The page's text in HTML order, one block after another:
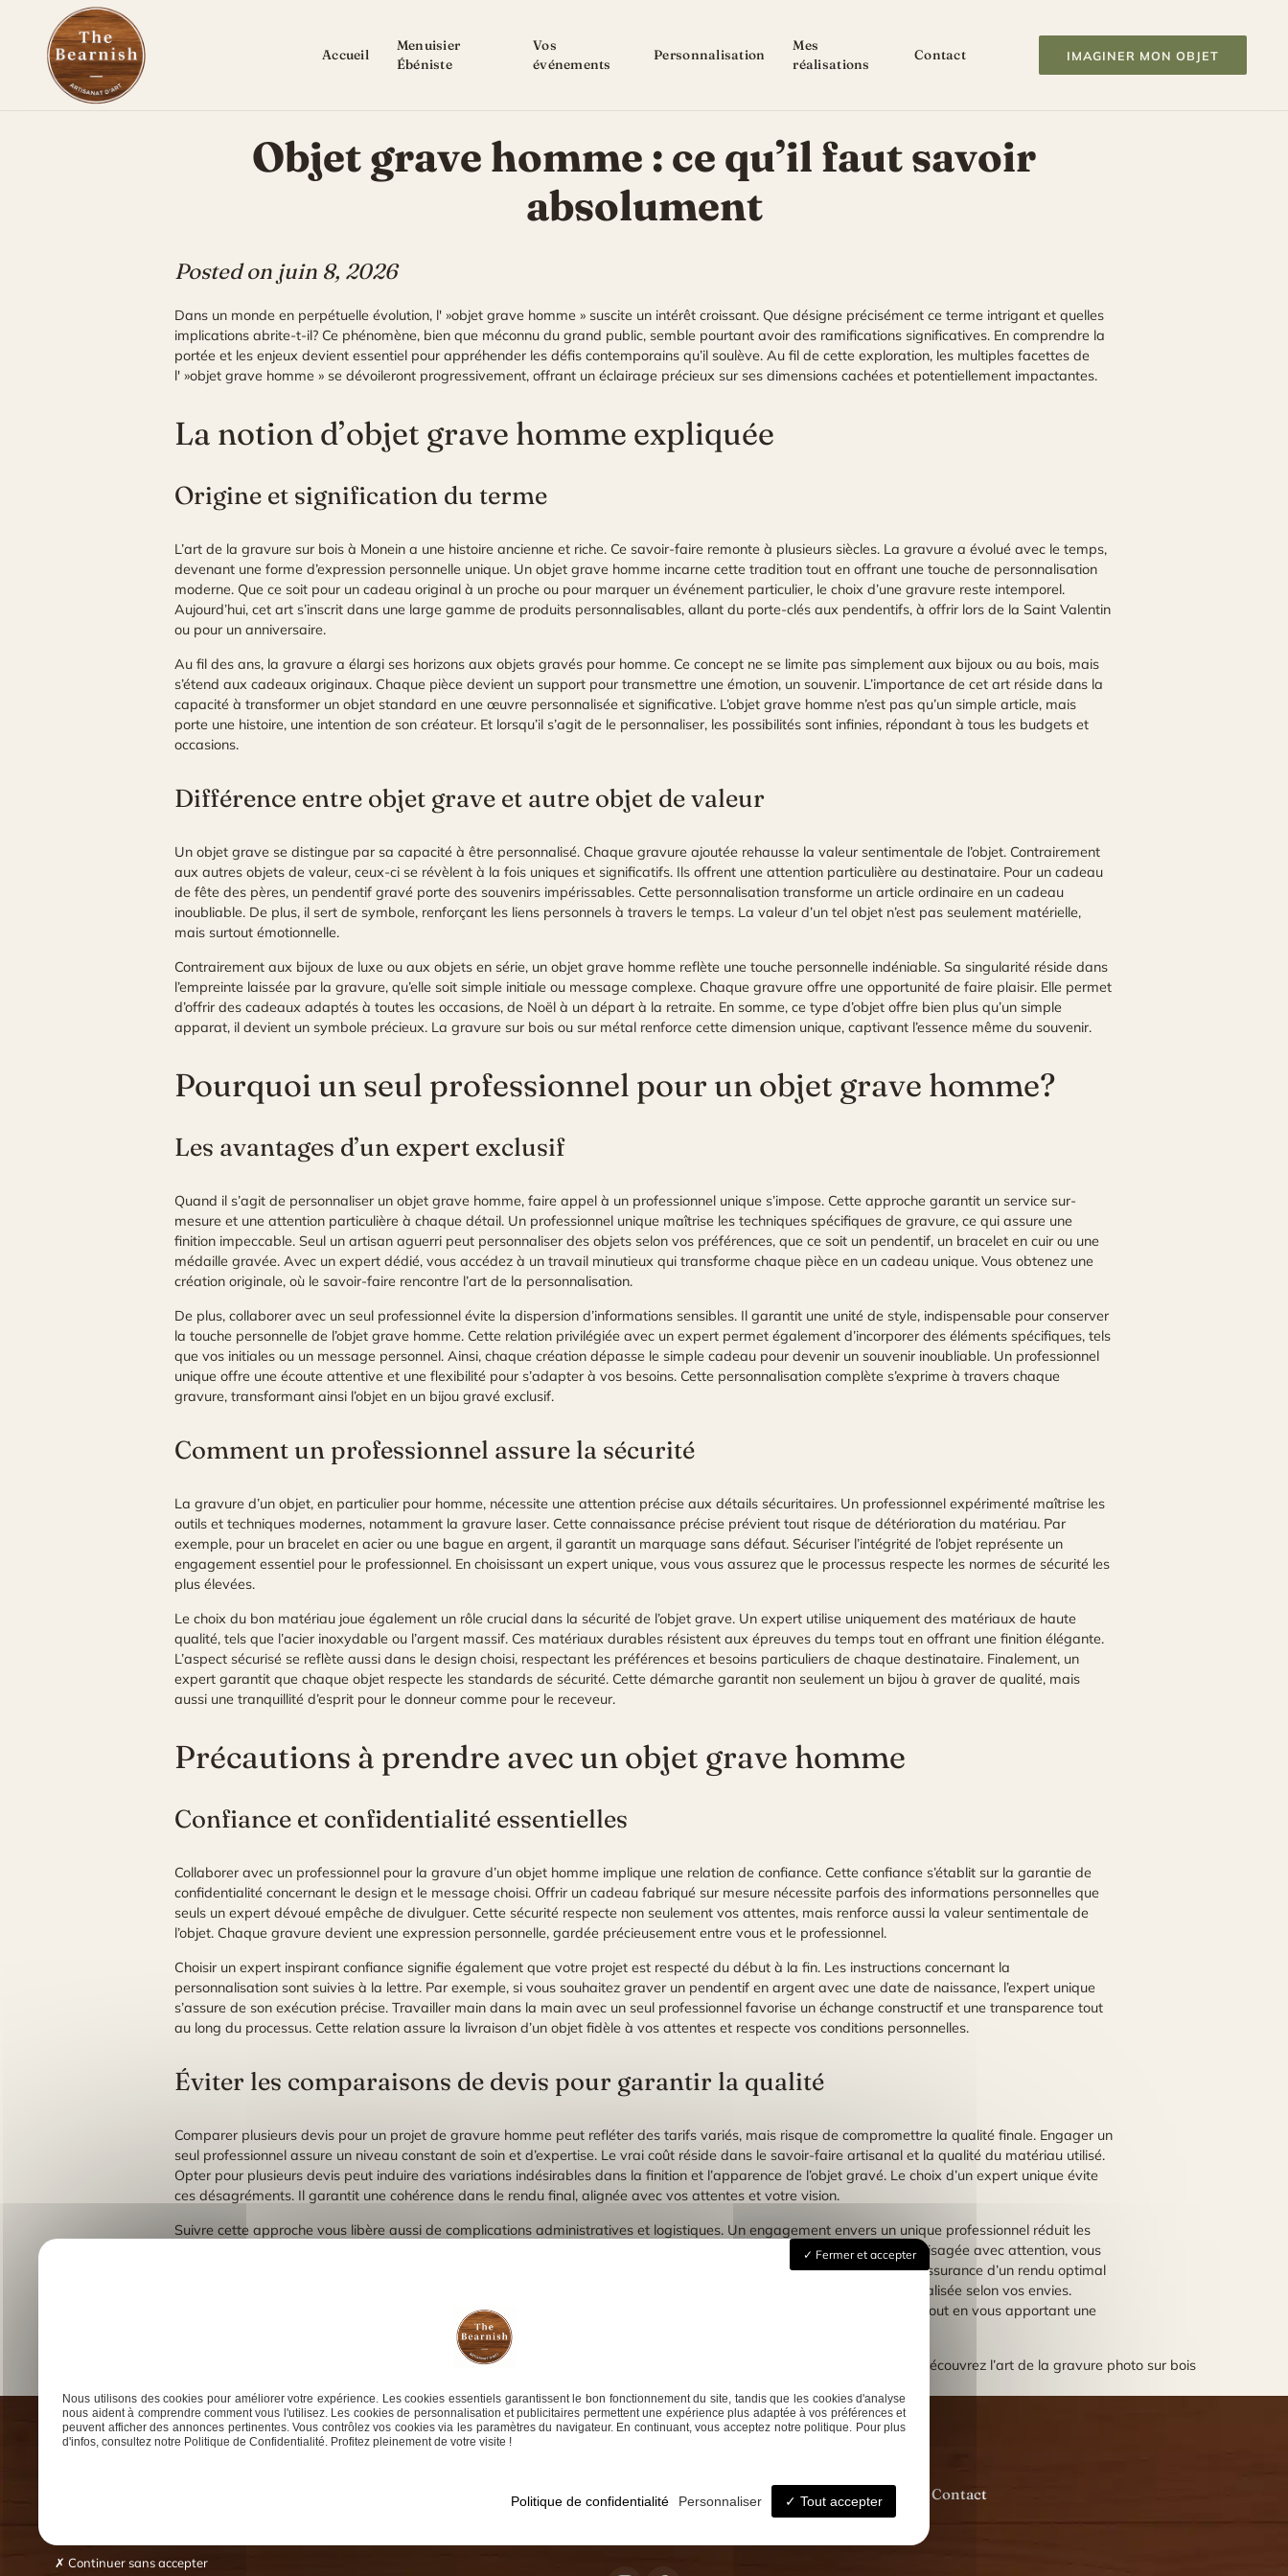
Accueil
Menuisier
Ébéniste
Vos
événements
Personnalisation
Mes
réalisations
Contact IMAGINER MON OBJET
Objet grave homme : ce qu’il faut savoir
absolument
Posted on juin 8, 2026
Dans un monde en perpétuelle évolution, l' »objet grave homme » suscite un intérêt croissant. Que désigne précisément ce terme intrigant et quelles
implications abrite-t-il? Ce phénomène, bien que méconnu du grand public, semble pourtant avoir des ramifications significatives. En comprendre la
portée et les enjeux devient essentiel pour appréhender les défis contemporains qu’il soulève. Au fil de cette exploration, les multiples facettes de
l' »objet grave homme » se dévoileront progressivement, offrant un éclairage précieux sur ses dimensions cachées et potentiellement impactantes.
La notion d’objet grave homme expliquée
Origine et signification du terme
L’art de lagravure sur bois à Monein a une histoire ancienne et riche. Ce savoir-faire remonte à plusieurs siècles. La gravure a évolué avec le temps,
devenant une forme d’expression personnelle unique. Un objet grave homme incarne cette tradition tout en offrant une touche de personnalisation
moderne. Que ce soit pour un cadeau original à un proche ou pour marquer un événement particulier, le choix d’une gravure reste intemporel.
Aujourd’hui, cet art s’inscrit dans une large gamme de produits personnalisables, allant du porte-clés aux pendentifs, à offrir lors de la Saint Valentin
ou pour un anniversaire.
Au fil des ans, la gravure a élargi ses horizons aux objets gravés pour homme. Ce concept ne se limite pas simplement aux bijoux ou au bois, mais
s’étend aux cadeaux originaux. Chaque pièce devient un support pour transmettre une émotion, un souvenir. L’importance de cet art réside dans la
capacité à transformer un objet standard en une œuvre personnalisée et significative. L’objet grave homme n’est pas qu’un simple article, mais
porte une histoire, une intention de son créateur. Et lorsqu’il s’agit de le personnaliser, les possibilités sont infinies, répondant à tous les budgets et
occasions.
Différence entre objet grave et autre objet de valeur
Un objet grave se distingue par sa capacité à être personnalisé. Chaque gravure ajoutée rehausse la valeur sentimentale de l’objet. Contrairement
aux autres objets de valeur, ceux-ci se révèlent à la fois uniques et significatifs. Ils offrent une attention particulière au destinataire. Pour un cadeau
de fête des pères, un pendentif gravé porte des souvenirs impérissables. Cette personnalisation transforme un article ordinaire en un cadeau
inoubliable. De plus, il sert de symbole, renforçant les liens personnels à travers le temps. La valeur d’un tel objet n’est pas seulement matérielle,
mais surtout émotionnelle.
Contrairement aux bijoux de luxe ou aux objets en série, un objet grave homme reflète une touche personnelle indéniable. Sa singularité réside dans
l’empreinte laissée par la gravure, qu’elle soit simple initiale ou message complexe. Chaque gravure offre une opportunité de faire plaisir. Elle permet
d’offrir des cadeaux adaptés à toutes les occasions, de Noël à un départ à la retraite. En somme, ce type d’objet offre bien plus qu’un simple
apparat, il devient un symbole précieux. La gravure sur bois ou sur métal renforce cette dimension unique, captivant l’essence même du souvenir.
Pourquoi un seul professionnel pour un objet grave homme?
Les avantages d’un expert exclusif
Quand il s’agit de personnaliser un objet grave homme, faire appel à un professionnel unique s’impose. Cette approche garantit un service sur-
mesure et une attention particulière à chaque détail. Un professionnel unique maîtrise les techniques spécifiques de gravure, ce qui assure une
finition impeccable. Seul un artisan aguerri peut personnaliser des objets selon vos préférences, que ce soit un pendentif, un bracelet en cuir ou une
médaille gravée. Avec un expert dédié, vous accédez à un travail minutieux qui transforme chaque pièce en un cadeau unique. Vous obtenez une
création originale, où le savoir-faire rencontre l’art de la personnalisation.
De plus, collaborer avec un seul professionnel évite la dispersion d’informations sensibles. Il garantit une unité de style, indispensable pour conserver
la touche personnelle de l’objet grave homme. Cette relation privilégiée avec un expert permet également d’incorporer des éléments spécifiques, tels
que vos initiales ou un message personnel. Ainsi, chaque création dépasse le simple cadeau pour devenir un souvenir inoubliable. Un professionnel
unique offre une écoute attentive et une flexibilité pour s’adapter à vos besoins. Cette personnalisation complète s’exprime à travers chaque
gravure, transformant ainsi l’objet en un bijou gravé exclusif.
Comment un professionnel assure la sécurité
La gravure d’un objet, en particulier pour homme, nécessite une attention précise aux détails sécuritaires. Un professionnel expérimenté maîtrise les
outils et techniques modernes, notamment la gravure laser. Cette connaissance précise prévient tout risque de détérioration du matériau. Par
exemple, pour un bracelet en acier ou une bague en argent, il garantit un marquage sans défaut. Sécuriser l’intégrité de l’objet représente un
engagement essentiel pour le professionnel. En choisissant un expert unique, vous vous assurez que le processus respecte les normes de sécurité les
plus élevées.
Le choix du bon matériau joue également un rôle crucial dans la sécurité de l’objet grave. Un expert utilise uniquement des matériaux de haute
qualité, tels que l’acier inoxydable ou l’argent massif. Ces matériaux durables résistent aux épreuves du temps tout en offrant une finition élégante.
L’aspect sécurisé se reflète aussi dans le design choisi, respectant les préférences et besoins particuliers de chaque destinataire. Finalement, un
expert garantit que chaque objet respecte les standards de sécurité. Cette démarche garantit non seulement un bijou à graver de qualité, mais
aussi une tranquillité d’esprit pour le donneur comme pour le receveur.
Précautions à prendre avec un objet grave homme
Confiance et confidentialité essentielles
Collaborer avec un professionnel pour la gravure d’un objet homme implique une relation de confiance. Cette confiance s’établit sur la garantie de
confidentialité concernant le design et le message choisi. Offrir un cadeau fabriqué sur mesure nécessite parfois des informations personnelles que
seuls un expert dévoué empêche de divulguer. Cette sécurité respecte non seulement vos attentes, mais renforce aussi la valeur sentimentale de
l’objet. Chaque gravure devient une expression personnelle, gardée précieusement entre vous et le professionnel.
Choisir un expert inspirant confiance signifie également que votre projet est respecté du début à la fin. Les instructions concernant la
personnalisation sont suivies à la lettre. Par exemple, si vous souhaitez graver un pendentif en argent avec une date de naissance, l’expert unique
s’assure de son exécution précise. Travailler main dans la main avec un seul professionnel favorise un échange constructif et une transparence tout
au long du processus. Cette relation assure la livraison d’un objet fidèle à vos attentes et respecte vos conditions personnelles.
Éviter les comparaisons de devis pour garantir la qualité
Comparer plusieurs devis pour un projet de gravure homme peut refléter des tarifs variés, mais risque de compromettre la qualité finale. Engager un
seul professionnel assure un niveau constant de soin et d’expertise. Le vrai coût réside dans le savoir-faire artisanal et la qualité du matériau utilisé.
Opter pour plusieurs devis peut induire des variations indésirables dans la finition et l’apparence de l’objet gravé. Le choix d’un expert unique évite
ces désagréments. Il garantit une cohérence dans le rendu final, alignée avec vos attentes et votre vision.
Suivre cette approche vous libère aussi de complications administratives et logistiques. Un engagement envers un unique professionnel réduit les
délais. Il assure une communication directe et simplifiée. Cela signifie que chaque demande de personnalisation est envisagée avec attention, vous
distançant des erreurs souvent liées à la confusion de multiples interlocuteurs. Préférer un seul spécialiste représente l’assurance d’un rendu optimal
pour l’objet grave. C’est un choix avisé qui vous permet de faire plaisir avec une création de qualité supérieure, personnalisée selon vos envies.
Finalement, confier votre projet à un seul expert optimise non seulement le résultat, mais protège votre investissement tout en vous apportant une
Navigation
de
Découvrez l’art de la gravure photo sur bois
Vos événements Personnalisation Mes réalisations Contact
Fermer et accepter
Nous utilisons des cookies pour améliorer votre expérience. Les cookies essentiels garantissent le bon fonctionnement du site, tandis que les cookies d'analyse
nous aident à comprendre comment vous l'utilisez. Les cookies de personnalisation et publicitaires permettent une expérience plus adaptée à vos préférences et
peuvent afficher des annonces pertinentes. Vous contrôlez vos cookies via les paramètres du navigateur. En continuant, vous acceptez notre politique. Pour plus
d'infos, consultez notre Politique de Confidentialité. Profitez pleinement de votre visite !
Tout accepter
Personnaliser
Politique de confidentialité
Continuer sans accepter